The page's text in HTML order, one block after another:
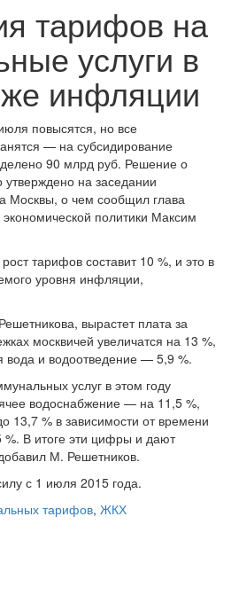
тарифов на
услуги в
инфляции
повысятся, но все
— на субсидирование
90 млрд руб. Решение о
на заседании
Москвы, о чем сообщил глава
политики Максим
тарифов составит 10 %, и это в
уровня инфляции,
вырастет плата за
москвичей увеличатся на 13 %,
и водоотведение — 5,9 %.
услуг в этом году
водоснабжение — на 11,5 %,
13,7 % в зависимости от времени
В итоге эти цифры и дают
М. Решетников.
с 1 июля 2015 года.
тарифов, ЖКХ